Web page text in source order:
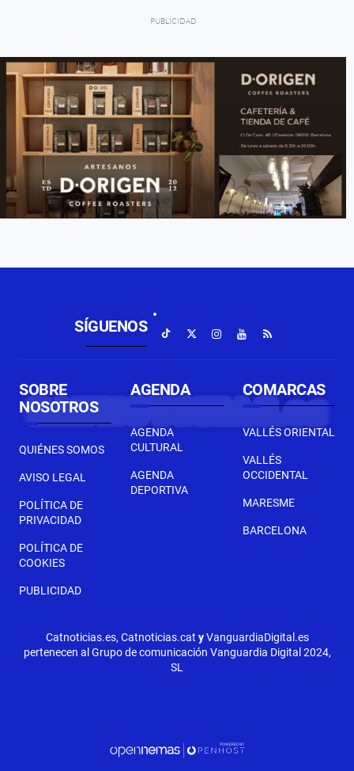
SÍGUENOS
SOBRE
NOSOTROS
QUIÉNES SOMOS
AVISO LEGAL
POLÍTICA DE
PRIVACIDAD
POLÍTICA DE
COOKIES
PUBLICIDAD
AGENDA
AGENDA
CULTURAL
AGENDA
DEPORTIVA
COMARCAS
VALLÉS ORIENTAL
VALLÉS
OCCIDENTAL
MARESME
BARCELONA
Catnoticias.es, Catnoticias.cat yVanguardiaDigital.es
pertenecen al Grupo de comunicación Vanguardia Digital 2024,
SL